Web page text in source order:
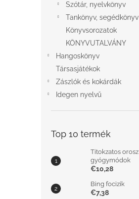
Szótár, nyelvkönyv
Tankönyv, segédkönyv
Könyvsorozatok
KÖNYVUTALVÁNY
Hangoskönyv
Társasjátékok
Zászlók és kokárdák
Idegen nyelvű
Top 10 termék
Titokzatos orosz
gyógymódok
€10,28
Bing focizik
€7,38